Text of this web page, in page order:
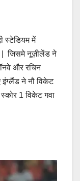
स्टेडियम में
| जिसमे नूज़ीलेंड ने
और रचिन
ने नौ विकेट
1 विकेट गवा